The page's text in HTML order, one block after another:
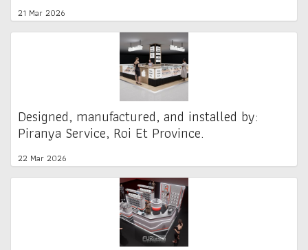
21 Mar 2026
Designed, manufactured, and installed by:
Piranya Service, Roi Et Province.
22 Mar 2026